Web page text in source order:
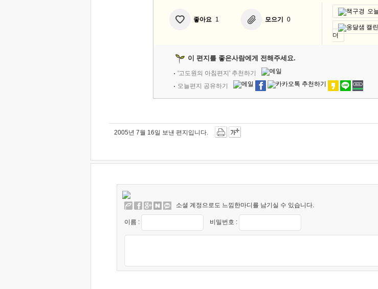
좋아요 1 모으기 0
오
더
이 편지를 좋은사람에게 전해주세요.
'고도원의 아침편지' 추천하기
오늘편지 공유하기
2005년 7월 16일 보낸 편지입니다.
소셜 계정으로도 느낌한마디를 남기실 수 있습니다.
이름 : 비밀번호 :